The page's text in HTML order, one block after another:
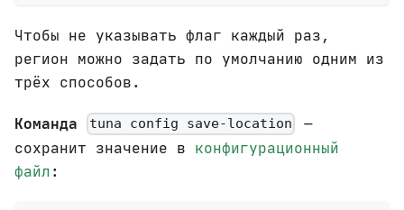
Чтобы не указывать флаг каждый раз,
регион можно задать по умолчанию одним из
трёх способов.
Команда tuna config save-location
—
сохранит значение в конфигурационный
файл :